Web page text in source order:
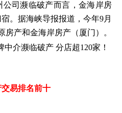
司濒临破产而言，金海岸房
。据海峡导报报道，今年9月
产和金海岸房产（厦门）。
易排名前十